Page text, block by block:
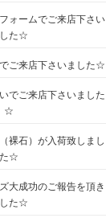
ォームでご来店下さい
た☆
ご来店下さいました☆
でご来店下さいました
☆
裸石）が入荷致しまし
た☆
大成功のご報告を頂き
た☆